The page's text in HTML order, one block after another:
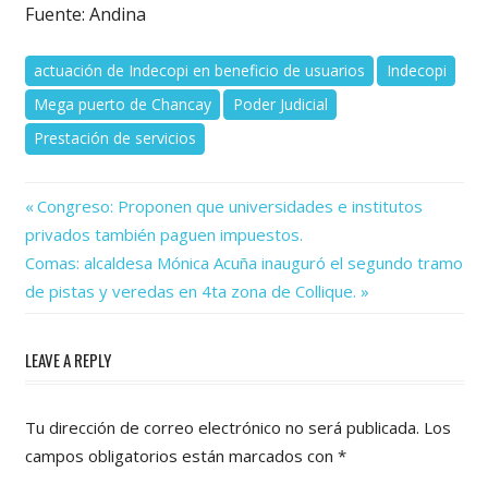
Fuente: Andina
actuación de Indecopi en beneficio de usuarios
Indecopi
Mega puerto de Chancay
Poder Judicial
Prestación de servicios
Navegación
de
entradas
Previous
Post:
Congreso: Proponen que universidades e institutos
privados también paguen impuestos.
Next
Post:
Comas: alcaldesa Mónica Acuña inauguró el segundo tramo
de pistas y veredas en 4ta zona de Collique.
LEAVE A REPLY
Tu dirección de correo electrónico no será publicada. Los
campos obligatorios están marcados con *